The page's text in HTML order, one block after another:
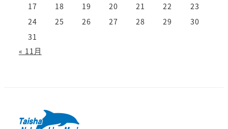
17
18 19 20 21 22
23
24
25 26 27 28 29
30
31
« 11月